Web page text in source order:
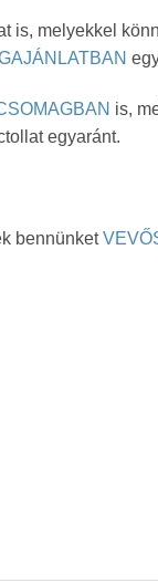
is, melyekkel
is,
egyaránt.
bennünket